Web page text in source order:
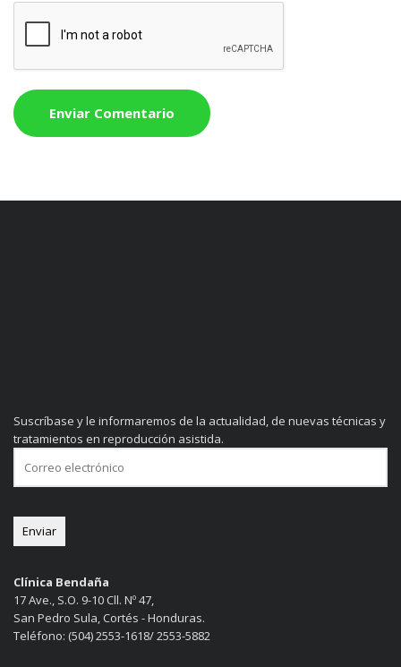
Suscríbase y le informaremos de la actualidad, de nuevas técnicas y
tratamientos en reproducción asistida.
Clínica Bendaña
17 Ave., S.O. 9-10 Cll. Nº 47,
San Pedro Sula, Cortés - Honduras.
Teléfono: (504) 2553-1618/ 2553-5882